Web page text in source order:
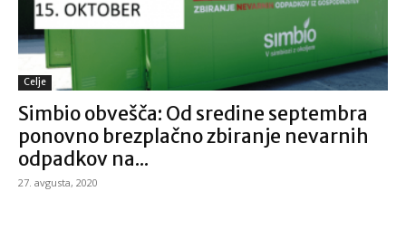
Celje
Simbio obvešča: Od sredine septembra
ponovno brezplačno zbiranje nevarnih
odpadkov na...
27. avgusta, 2020